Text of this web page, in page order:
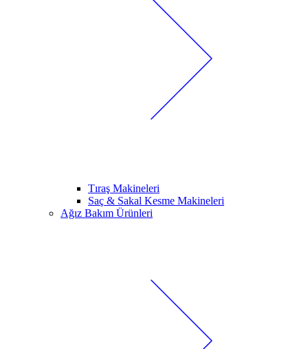
Tıraş Makineleri
Saç & Sakal Kesme Makineleri
Ağız Bakım Ürünleri